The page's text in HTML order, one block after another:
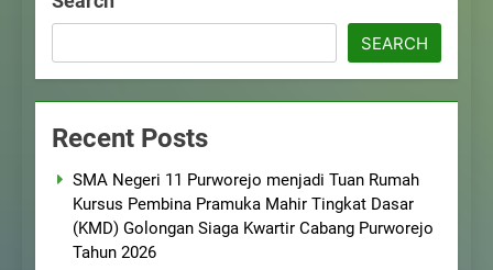
SEARCH
Recent Posts
SMA Negeri 11 Purworejo menjadi Tuan Rumah
Kursus Pembina Pramuka Mahir Tingkat Dasar
(KMD) Golongan Siaga Kwartir Cabang Purworejo
Tahun 2026